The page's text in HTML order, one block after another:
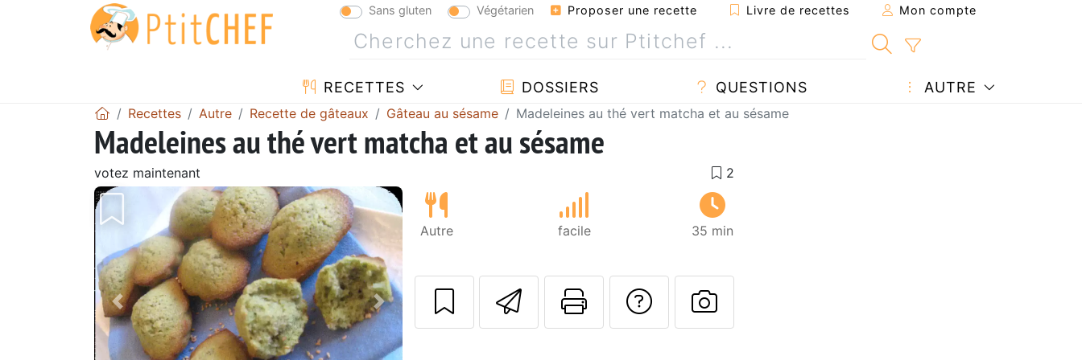
Sans gluten Végétarien Proposer une recette Livre de recettes Mon compte
RECETTES DOSSIERS QUESTIONS AUTRE
Recettes Autre Recette de gâteaux Gâteau au sésame Madeleines au thé vert matcha et au sésame
Madeleines au thé vert matcha et au sésame
votez maintenant
Précédent Suivant
Autre facile 35 min
Envoyer cette recette à un ami
Imprimer cette page
Poser une question à l'auteur
Publier votre photo de cette